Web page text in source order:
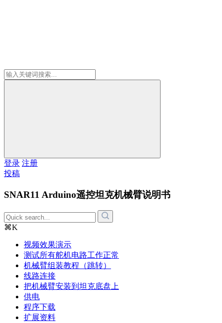
登录 注册
投稿
SNAR11 Arduino遥控坦克机械臂说明书
⌘K
视频效果演示
测试所有舵机电路工作正常
机械臂组装教程（跳转）
线路连接
把机械臂安装到坦克底盘上
供电
程序下载
扩展资料